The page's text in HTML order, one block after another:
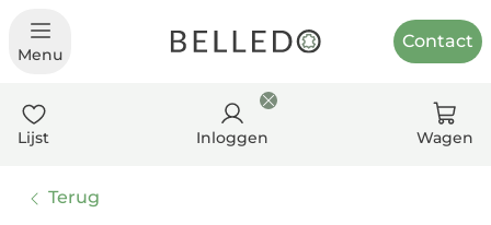
Menu
Contact
Lijst Inloggen Wagen
Terug